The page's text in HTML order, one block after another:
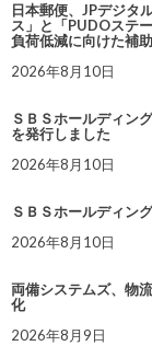
日本郵便、JPデジタ
ス」と「PUDOステ
負荷低減に向けた補
2026年8月10日
ＳＢＳホールディン
を発行しました
2026年8月10日
ＳＢＳホールディン
2026年8月10日
両備システムズ、物
化
2026年8月9日